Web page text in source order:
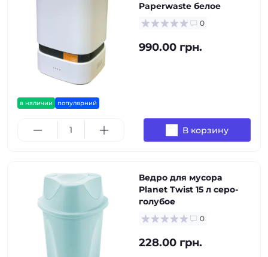
в наличии популярний
Paperwaste белое
0
990.00 грн.
В корзину
Ведро для мусора
Planet Twist 15 л серо-
голубое
0
228.00 грн.